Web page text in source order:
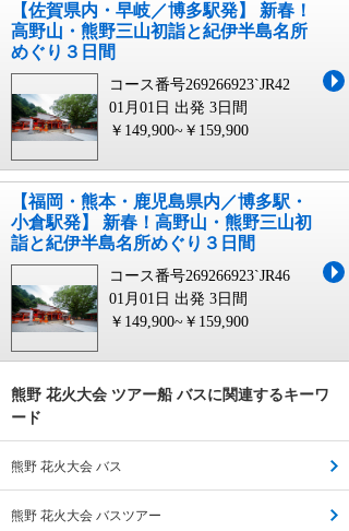
【佐賀県内・早岐／博多駅発】 新春！
高野山・熊野三山初詣と紀伊半島名所
めぐり３日間
コース番号269266923`JR42
01月01日 出発 3日間
￥149,900~￥159,900
【福岡・熊本・鹿児島県内／博多駅・
小倉駅発】 新春！高野山・熊野三山初
詣と紀伊半島名所めぐり３日間
コース番号269266923`JR46
01月01日 出発 3日間
￥149,900~￥159,900
熊野 花火大会 ツアー船 バスに関連するキーワ
ード
熊野 花火大会 バス
熊野 花火大会 バスツアー